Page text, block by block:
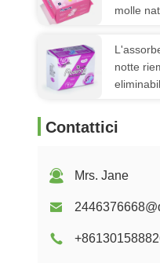
molle
del
notte
Contattici
Mrs. Jane